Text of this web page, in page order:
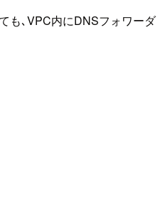
も､VPC内にDNSフォワーダ